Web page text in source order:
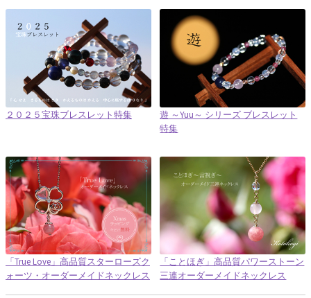
２０２５宝珠ブレスレット特集
遊 ～Yuu～ シリーズ ブレスレット
特集
「True Love」高品質スターローズク
ォーツ・オーダーメイドネックレス
「ことほぎ」高品質パワーストーン
三連オーダーメイドネックレス